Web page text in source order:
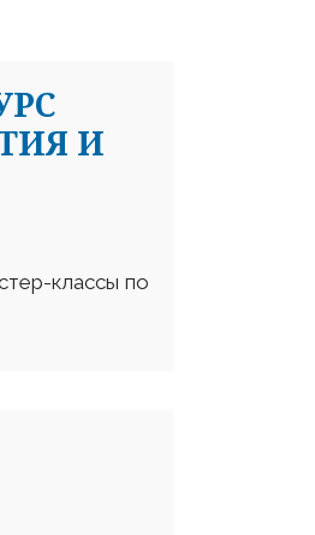
И
классы по